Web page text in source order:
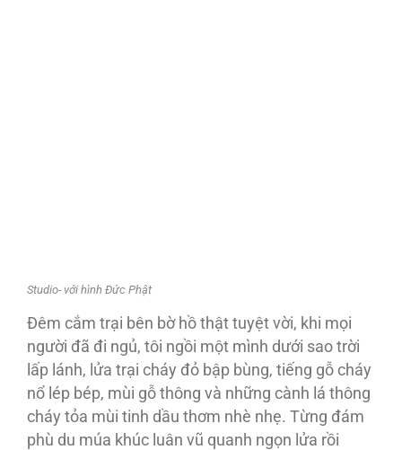
Studio- với hình Đức Phật
Đêm cắm trại bên bờ hồ thật tuyệt vời, khi mọi
người đã đi ngủ, tôi ngồi một mình dưới sao trời
lấp lánh, lửa trại cháy đỏ bập bùng, tiếng gỗ cháy
nổ lép bép, mùi gỗ thông và những cành lá thông
cháy tỏa mùi tinh dầu thơm nhè nhẹ. Từng đám
phù du múa khúc luân vũ quanh ngọn lửa rồi